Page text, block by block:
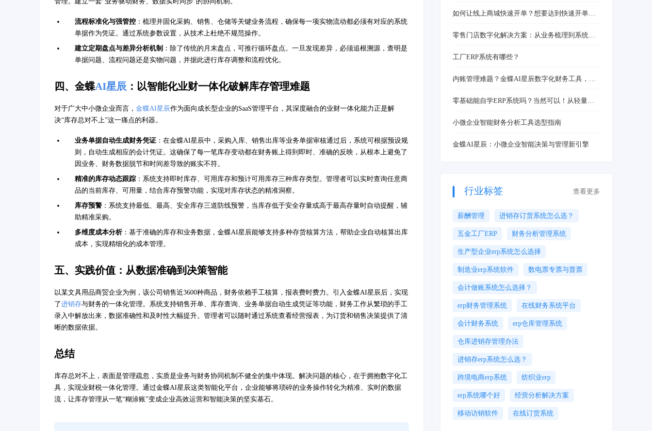
流程标准化与强管控 ：梳理并固化采购、销售、仓储等关键业务流程，确保每一项实物流动都必须有对应的系统
单据作为凭证。通过系统参数设置，从技术上杜绝不规范操作。
建立定期盘点与差异分析机制 ：除了传统的月末盘点，可推行循环盘点。一旦发现差异，必须追根溯源，查明是
单据问题、流程问题还是实物问题，并据此进行库存调整和流程优化。
四、金蝶AI星辰 ：以智能化业财一体化破解库存管理难题
对于广大中小微企业而言， 金蝶AI星辰作为面向成长型企业的SaaS管理平台，其深度融合的业财一体化能力正是解
决“库存总对不上”这一痛点的利器。
业务单据自动生成财务凭证 ：在金蝶AI星辰中，采购入库、销售出库等业务单据审核通过后，系统可根据预设规
则，自动生成相应的会计凭证。这确保了每一笔库存变动都在财务账上得到即时、准确的反映，从根本上避免了
因业务、财务数据脱节和时间差导致的账实不符。
精准的库存动态跟踪 ：系统支持即时库存、可用库存和预计可用库存三种库存类型。管理者可以实时查询任意商
品的当前库存、可用量，结合库存预警功能，实现对库存状态的精准洞察。
库存预警 ：系统支持最低、最高、安全库存三道防线预警，当库存低于安全存量或高于最高存量时自动提醒，辅
助精准采购。
多维度成本分析：基于准确的库存和业务数据，金蝶AI星辰能够支持多种存货核算方法，帮助企业自动核算出库
成本，实现精细化的成本管理。
五、实践价值：从数据准确到决策智能
以某文具用品商贸企业为例，该公司销售近3600种商品，财务依赖手工核算，报表费时费力。引入金蝶AI星辰后，实现
了进销存与财务的一体化管理。系统支持销售开单、库存查询、业务单据自动生成凭证等功能，财务工作从繁琐的手工
录入中解放出来，数据准确性和及时性大幅提升。管理者可以随时通过系统查看经营报表，为订货和销售决策提供了清
晰的数据依据。
总结
库存总对不上，表面是管理疏忽，实质是业务与财务协同机制不健全的集中体现。解决问题的核心，在于拥抱数字化工
具，实现业财税一体化管理。通过金蝶AI星辰这类智能化平台，企业能够将琐碎的业务操作转化为精准、实时的数据
流，让库存管理从一笔“糊涂账”变成企业高效运营和智能决策的坚实基石。
如何让线上商城快速开单？想要达到快速开单有
零售门店数字化解决方案：从业务梳理到系统落
工厂ERP系统有哪些？
内账管理难题？金蝶AI星辰数字化财务工具，一
零基础能自学ERP系统吗？当然可以！从轻量化
小微企业智能财务分析工具选型指南
金蝶AI星辰：小微企业智能决策与管理新引擎
行业标签 查看更多
薪酬管理 进销存订货系统怎么选？
五金工厂ERP 财务分析管理系统
生产型企业erp系统怎么选择
制造业erp系统软件 数电票专票与普票
会计做账系统怎么选择？
erp财务管理系统 在线财务系统平台
会计财务系统 erp仓库管理系统
仓库进销存管理办法
进销存erp系统怎么选？
跨境电商erp系统 纺织业erp
erp系统哪个好 经营分析解决方案
移动访销软件 在线订货系统